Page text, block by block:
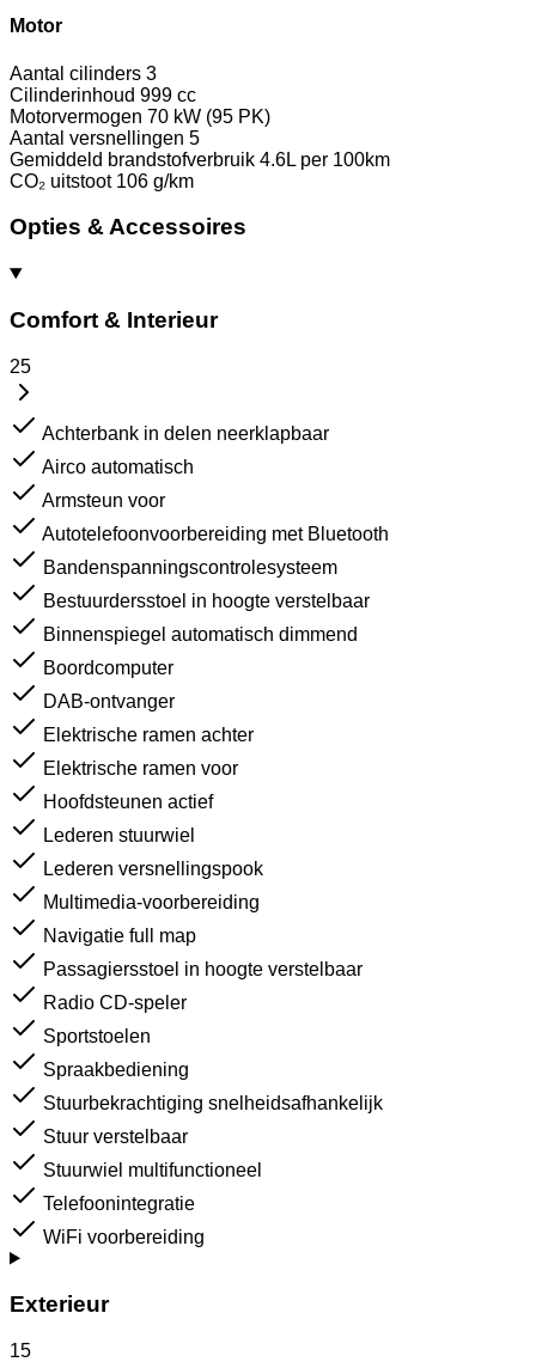
Motor
Aantal cilinders 3
Cilinderinhoud 999 cc
Motorvermogen 70 kW (95 PK)
Aantal versnellingen 5
Gemiddeld brandstofverbruik 4.6L per 100km
CO₂ uitstoot 106 g/km
Opties & Accessoires
Comfort & Interieur
25
Achterbank in delen neerklapbaar
Airco automatisch
Armsteun voor
Autotelefoonvoorbereiding met Bluetooth
Bandenspanningscontrolesysteem
Bestuurdersstoel in hoogte verstelbaar
Binnenspiegel automatisch dimmend
Boordcomputer
DAB-ontvanger
Elektrische ramen achter
Elektrische ramen voor
Hoofdsteunen actief
Lederen stuurwiel
Lederen versnellingspook
Multimedia-voorbereiding
Navigatie full map
Passagiersstoel in hoogte verstelbaar
Radio CD-speler
Sportstoelen
Spraakbediening
Stuurbekrachtiging snelheidsafhankelijk
Stuur verstelbaar
Stuurwiel multifunctioneel
Telefoonintegratie
WiFi voorbereiding
Exterieur
15